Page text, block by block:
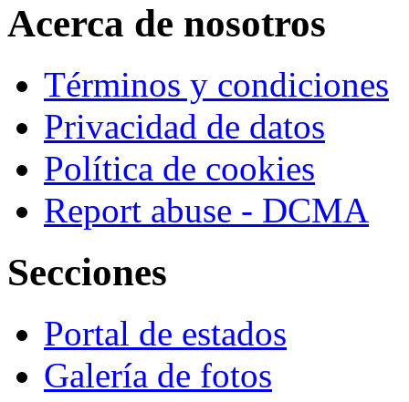
Acerca de nosotros
Términos y condiciones
Privacidad de datos
Política de cookies
Report abuse - DCMA
Secciones
Portal de estados
Galería de fotos